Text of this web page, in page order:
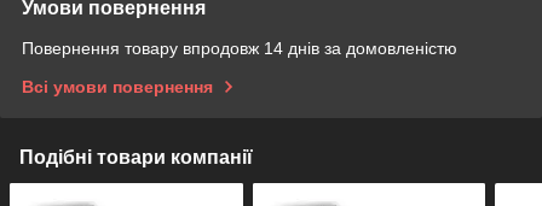
Умови повернення
Повернення товару впродовж 14 днів за домовленістю
Всі умови повернення
Подібні товари компанії